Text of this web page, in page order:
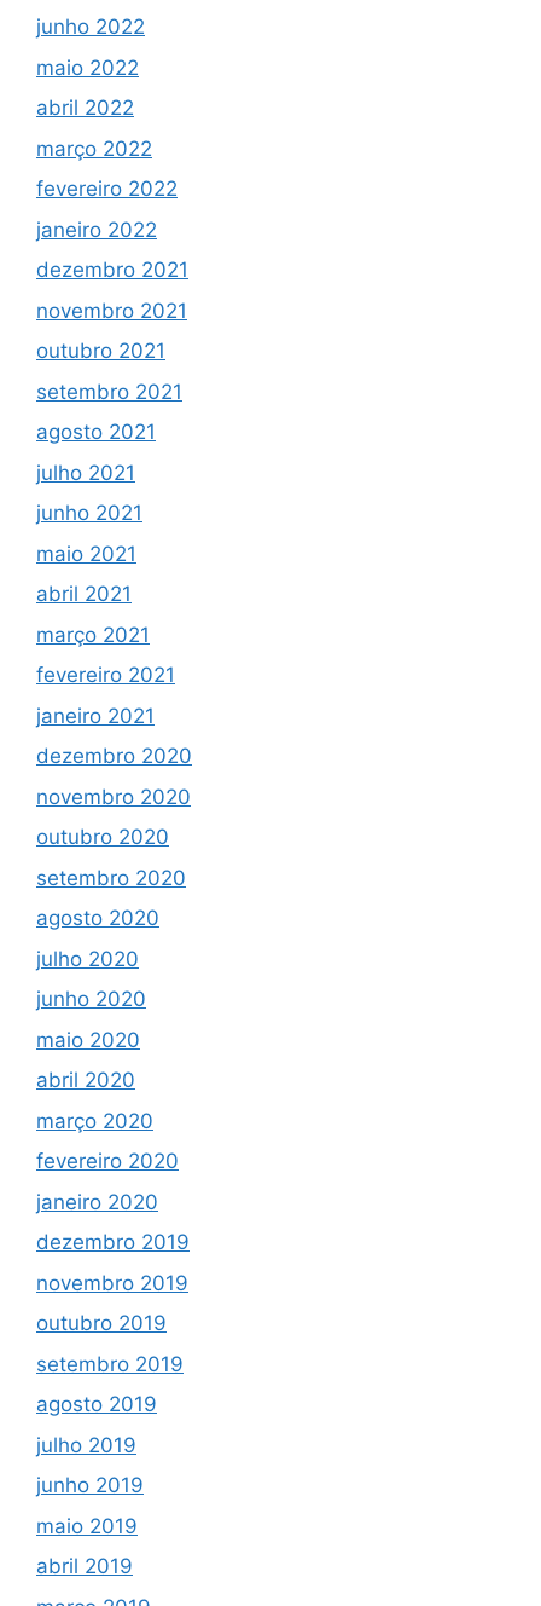
junho 2022
maio 2022
abril 2022
março 2022
fevereiro 2022
janeiro 2022
dezembro 2021
novembro 2021
outubro 2021
setembro 2021
agosto 2021
julho 2021
junho 2021
maio 2021
abril 2021
março 2021
fevereiro 2021
janeiro 2021
dezembro 2020
novembro 2020
outubro 2020
setembro 2020
agosto 2020
julho 2020
junho 2020
maio 2020
abril 2020
março 2020
fevereiro 2020
janeiro 2020
dezembro 2019
novembro 2019
outubro 2019
setembro 2019
agosto 2019
julho 2019
junho 2019
maio 2019
abril 2019